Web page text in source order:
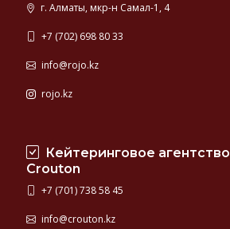
г. Алматы, мкр-н Самал-1, 4
+7 (702) 698 80 33
info@rojo.kz
rojo.kz
Кейтеринговое агентство
Crouton
+7 (701) 738 58 45
info@crouton.kz